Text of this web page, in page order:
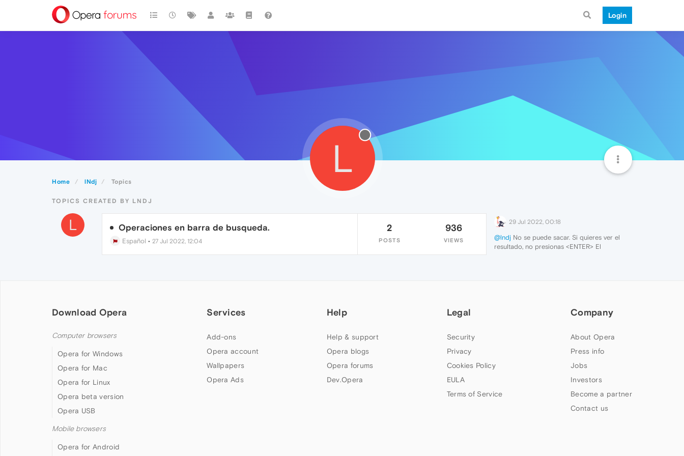
Login
Home lNdj Topics
L
TOPICS CREATED BY LNDJ
L Operaciones en barra de busqueda.
Español • 27 Jul 2022, 12:04
2
POSTS
936
VIEWS
29 Jul 2022, 00:18
@lndj No se puede sacar. Si quieres ver el
resultado, no presionas <ENTER> El
Download Opera
Computer browsers
Opera for Windows
Opera for Mac
Opera for Linux
Opera beta version
Opera USB
Mobile browsers
Opera for Android
Services
Add-ons
Opera account
Wallpapers
Opera Ads
Help
Help & support
Opera blogs
Opera forums
Dev.Opera
Legal
Security
Privacy
Cookies Policy
EULA
Terms of Service
Company
About Opera
Press info
Jobs
Investors
Become a partner
Contact us